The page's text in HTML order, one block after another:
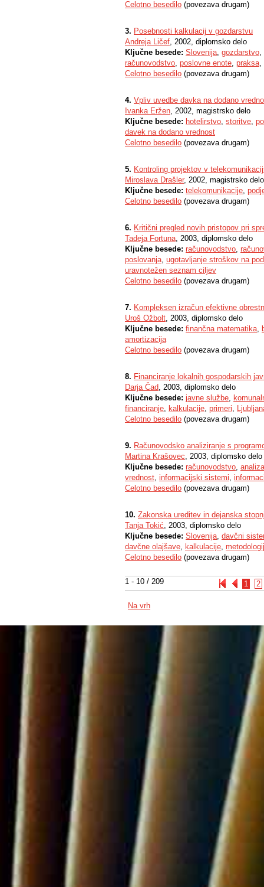
1 - 10 / 209 1 2
Celotno besedilo (povezava drugam)
3. Posebnosti kalkulacij v gozdarstvu
Andreja Ličef, 2002, diplomsko delo
Ključne besede: Slovenija, gozdarstvo,
računovodstvo, poslovne enote, praksa,
Celotno besedilo (povezava drugam)
4. Vpliv uvedbe davka na dodano
Ivanka Eržen, 2002, magistrsko delo
Ključne besede: hotelirstvo, storitve,
davek na dodano vrednost
Celotno besedilo (povezava drugam)
5. Kontroling projektov v
Miroslava Drašler, 2002, magistrsko delo
Ključne besede: telekomunikacije,
Celotno besedilo (povezava drugam)
6. Kritični pregled novih pristopov pri
Tadeja Fortuna, 2003, diplomsko delo
Ključne besede: računovodstvo,
poslovanja, ugotavljanje stroškov na
uravnotežen seznam ciljev
Celotno besedilo (povezava drugam)
7. Kompleksen izračun efektivne
Uroš Ožbolt, 2003, diplomsko delo
Ključne besede: finančna matematika,
amortizacija
Celotno besedilo (povezava drugam)
8. Financiranje lokalnih gospodarskih
Darja Čad, 2003, diplomsko delo
Ključne besede: javne službe,
financiranje, kalkulacije, primeri,
Celotno besedilo (povezava drugam)
9. Računovodsko analiziranje s
Martina Krašovec, 2003, diplomsko delo
Ključne besede: računovodstvo, analiza
vrednost, informacijski sistemi,
Celotno besedilo (povezava drugam)
10. Zakonska ureditev in dejanska
Tanja Tokić, 2003, diplomsko delo
Ključne besede: Slovenija, davčni
davčne olajšave, kalkulacije,
Celotno besedilo (povezava drugam)
Na vrh